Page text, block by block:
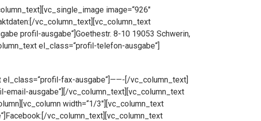
image=“926″
vc_column_text][vc_column_text
profil-ausgabe“]Goethestr. 8-10 19053 Schwerin,
el_class=“profil-telefon-ausgabe“]
fax-ausgabe“]——-[/vc_column_text]
email-ausgabe“][/vc_column_text][vc_column_text
width=“1/3″][vc_column_text
vc_column_text][vc_column_text